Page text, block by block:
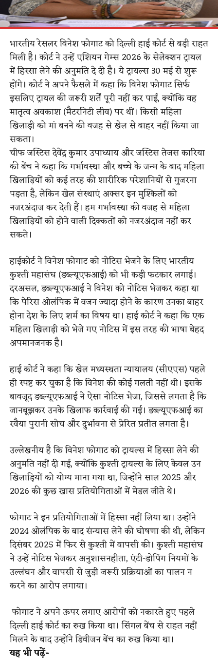
भारतीय रेसलर विनेश फोगाट को दिल्ली हाई कोर्ट से बड़ी राहत
मिली है। कोर्ट ने उन्हें एशियन गेम्स 2026 के सेलेक्शन ट्रायल
में हिस्सा लेने की अनुमति दे दी है। ये ट्रायल्स 30 मई से शुरू
होंगे। कोर्ट ने अपने फैसले में कहा कि विनेश फोगाट सिर्फ
इसलिए ट्रायल की जरूरी शर्तें पूरी नहीं कर पाईं, क्योंकि वह
मातृत्व अवकाश (मैटरनिटी लीव) पर थीं। किसी महिला
खिलाड़ी को मां बनने की वजह से खेल से बाहर नहीं किया जा
सकता।
चीफ जस्टिस देवेंद्र कुमार उपाध्याय और जस्टिस तेजस कारिया
की बेंच ने कहा कि गर्भावस्था और बच्चे के जन्म के बाद महिला
खिलाड़ियों को कई तरह की शारीरिक परेशानियों से गुजरना
पड़ता है, लेकिन खेल संस्थाएं अक्सर इन मुश्किलों को
नजरअंदाज कर देती हैं। हम गर्भावस्था की वजह से महिला
खिलाड़ियों को होने वाली दिक्कतों को नजरअंदाज नहीं कर
सकते।
हाईकोर्ट ने विनेश फोगाट को नोटिस भेजने के लिए भारतीय
कुश्ती महासंघ (डब्ल्यूएफआई) को भी कड़ी फटकार लगाई।
दरअसल, डब्ल्यूएफआई ने विनेश को नोटिस भेजकर कहा था
कि पेरिस ओलंपिक में वजन ज्यादा होने के कारण उनका बाहर
होना देश के लिए शर्म का विषय था। हाई कोर्ट ने कहा कि एक
महिला खिलाड़ी को भेजे गए नोटिस में इस तरह की भाषा बेहद
अपमानजनक है।
हाई कोर्ट ने कहा कि खेल मध्यस्थता न्यायालय (सीएएस) पहले
ही स्पष्ट कर चुका है कि विनेश की कोई गलती नहीं थी। इसके
बावजूद डब्ल्यूएफआई ने ऐसा नोटिस भेजा, जिससे लगता है कि
जानबूझकर उनके खिलाफ कार्रवाई की गई। डब्ल्यूएफआई का
रवैया पुरानी सोच और दुर्भावना से प्रेरित प्रतीत लगता है।
उल्लेखनीय है कि विनेश फोगाट को ट्रायल्स में हिस्सा लेने की
अनुमति नहीं दी गई, क्योंकि कुश्ती ट्रायल्स के लिए केवल उन
खिलाड़ियों को योग्य माना गया था, जिन्होंने साल 2025 और
2026 की कुछ खास प्रतियोगिताओं में मेडल जीते थे।
फोगाट ने इन प्रतियोगिताओं में हिस्सा नहीं लिया था। उन्होंने
2024 ओलंपिक के बाद संन्यास लेने की घोषणा की थी, लेकिन
दिसंबर 2025 में फिर से कुश्ती में वापसी की। कुश्ती महासंघ
ने उन्हें नोटिस भेजकर अनुशासनहीता, एंटी-डोपिंग नियमों के
उल्लंघन और वापसी से जुड़ी जरूरी प्रक्रियाओं का पालन न
करने का आरोप लगाया।
फोगाट ने अपने ऊपर लगाए आरोपों को नकारते हुए पहले
दिल्ली हाई कोर्ट का रुख किया था। सिंगल बेंच से राहत नहीं
मिलने के बाद उन्होंने डिवीजन बेंच का रुख किया था।
यह भी पढ़ें-